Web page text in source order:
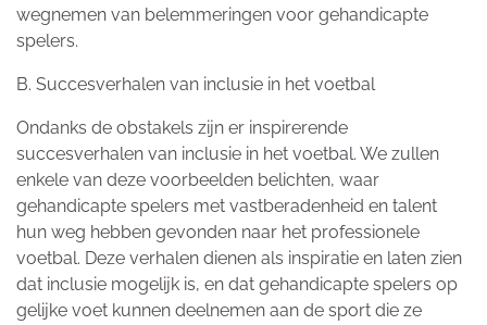
wegnemen van belemmeringen voor gehandicapte
spelers.
B. Succesverhalen van inclusie in het voetbal
Ondanks de obstakels zijn er inspirerende
succesverhalen van inclusie in het voetbal. We zullen
enkele van deze voorbeelden belichten, waar
gehandicapte spelers met vastberadenheid en talent
hun weg hebben gevonden naar het professionele
voetbal. Deze verhalen dienen als inspiratie en laten zien
dat inclusie mogelijk is, en dat gehandicapte spelers op
gelijke voet kunnen deelnemen aan de sport die ze